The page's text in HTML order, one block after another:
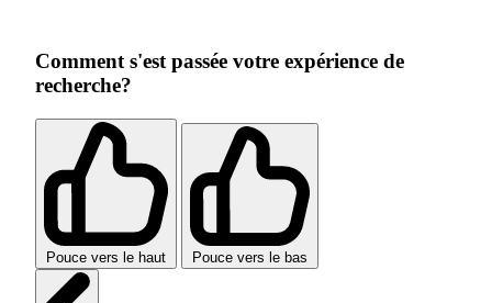
Comment s'est passée votre expérience de
recherche?
Pouce vers le haut Pouce vers le bas